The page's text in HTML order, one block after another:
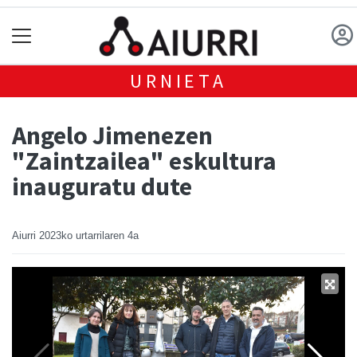
URNIETA
Angelo Jimenezen
"Zaintzailea" eskultura
inauguratu dute
Aiurri 2023ko urtarrilaren 4a